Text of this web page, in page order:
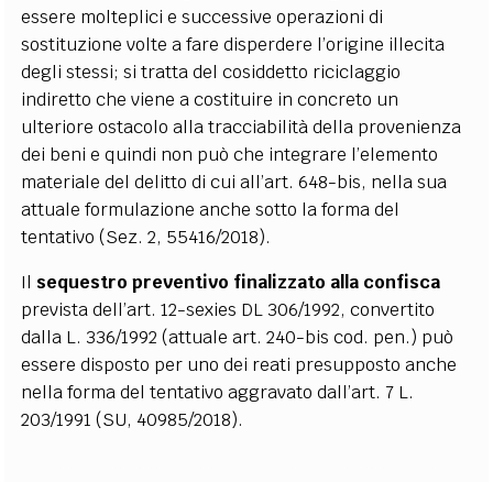
essere molteplici e successive operazioni di
sostituzione volte a fare disperdere l’origine illecita
degli stessi; si tratta del cosiddetto riciclaggio
indiretto che viene a costituire in concreto un
ulteriore ostacolo alla tracciabilità della provenienza
dei beni e quindi non può che integrare l’elemento
materiale del delitto di cui all’art. 648-bis, nella sua
attuale formulazione anche sotto la forma del
tentativo (Sez. 2, 55416/2018).
Il sequestro preventivo finalizzato alla confisca
prevista dell’art. 12-sexies DL 306/1992, convertito
dalla L. 336/1992 (attuale art. 240-bis cod. pen.) può
essere disposto per uno dei reati presupposto anche
nella forma del tentativo aggravato dall’art. 7 L.
203/1991 (SU, 40985/2018).